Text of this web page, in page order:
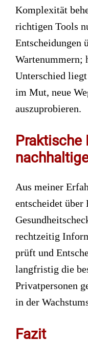
Komplexität
richtigen Tools
Entscheidungen
Wartenummern;
Unterschied
im Mut, neue
auszuprobieren.
Aus meiner
entscheidet
rechtzeitig
prüft und
langfristig die
Privatpersonen
in der
Fazit